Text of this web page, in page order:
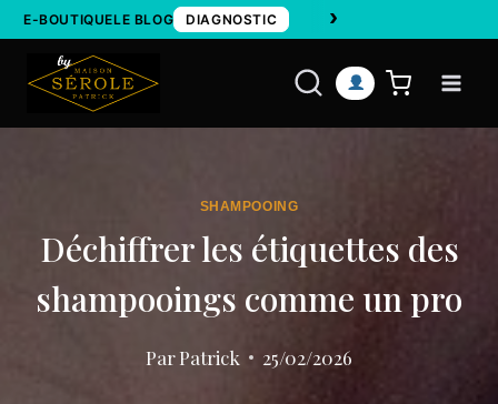
Aller
au
contenu
E-BOUTIQUELE BLOG DIAGNOSTIC ›
SHAMPOOING
Déchiffrer les étiquettes des
shampooings comme un pro
ParPatrick 25/02/2026